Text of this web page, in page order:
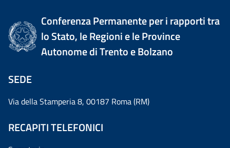
Conferenza Permanente per i rapporti tra
lo Stato, le Regioni e le Province
Autonome di Trento e Bolzano
SEDE
Via della Stamperia 8, 00187 Roma (RM)
RECAPITI TELEFONICI